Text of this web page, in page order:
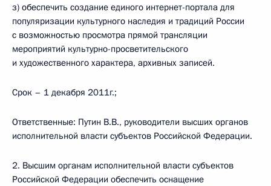
з) обеспечить создание единого интернет-портала для
популяризации культурного наследия и традиций России
с возможностью просмотра прямой трансляции
мероприятий культурно-просветительского
и художественного характера, архивных записей.
Срок – 1 декабря 2011г.;
Ответственные: Путин В.В., руководители высших органов
исполнительной власти субъектов Российской Федерации.
2. Высшим органам исполнительной власти субъектов
Российской Федерации обеспечить оснащение